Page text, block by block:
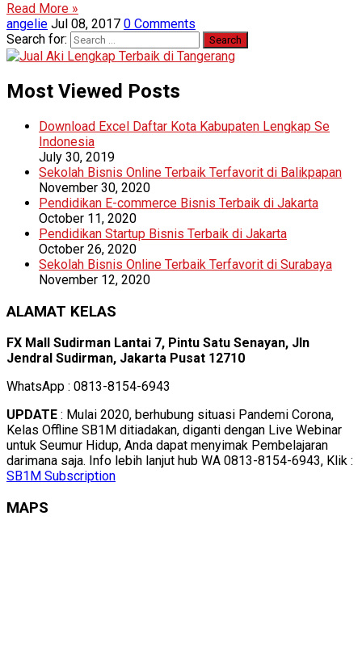
Read More »
angelie Jul 08, 2017 0 Comments
Search for:
Most Viewed Posts
Download Excel Daftar Kota Kabupaten Lengkap Se
Indonesia
July 30, 2019
Sekolah Bisnis Online Terbaik Terfavorit di Balikpapan
November 30, 2020
Pendidikan E-commerce Bisnis Terbaik di Jakarta
October 11, 2020
Pendidikan Startup Bisnis Terbaik di Jakarta
October 26, 2020
Sekolah Bisnis Online Terbaik Terfavorit di Surabaya
November 12, 2020
ALAMAT KELAS
FX Mall Sudirman Lantai 7, Pintu Satu Senayan, Jln
Jendral Sudirman, Jakarta Pusat 12710
WhatsApp : 0813-8154-6943
UPDATE : Mulai 2020, berhubung situasi Pandemi Corona,
Kelas Offline SB1M ditiadakan, diganti dengan Live Webinar
untuk Seumur Hidup, Anda dapat menyimak Pembelajaran
darimana saja. Info lebih lanjut hub WA 0813-8154-6943, Klik :
SB1M Subscription
MAPS